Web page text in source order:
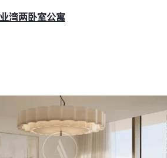
湾两卧室公寓